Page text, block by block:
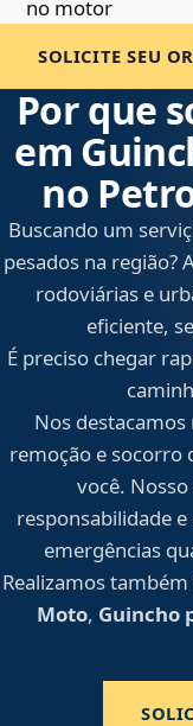
no motor
SOLICITE SEU
Por que
em
no
Buscando um
pesados na região?
rodoviárias e
eficiente,
É preciso chegar
Nos
remoção e socorro
você.
responsabilidade
emergências
Realizamos também
Moto, Guincho